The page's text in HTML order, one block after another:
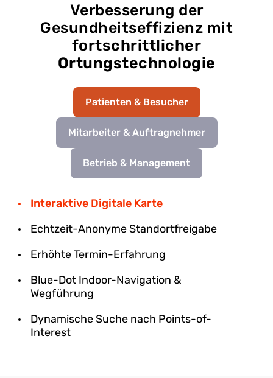
Verbesserung der
Gesundheitseffizienz mit
fortschrittlicher
Ortungstechnologie
Patienten & Besucher
Mitarbeiter & Auftragnehmer
Betrieb & Management
Interaktive Digitale Karte
Echtzeit-Anonyme Standortfreigabe
Erhöhte Termin-Erfahrung
Blue-Dot Indoor-Navigation &
Wegführung
Dynamische Suche nach Points-of-
Interest